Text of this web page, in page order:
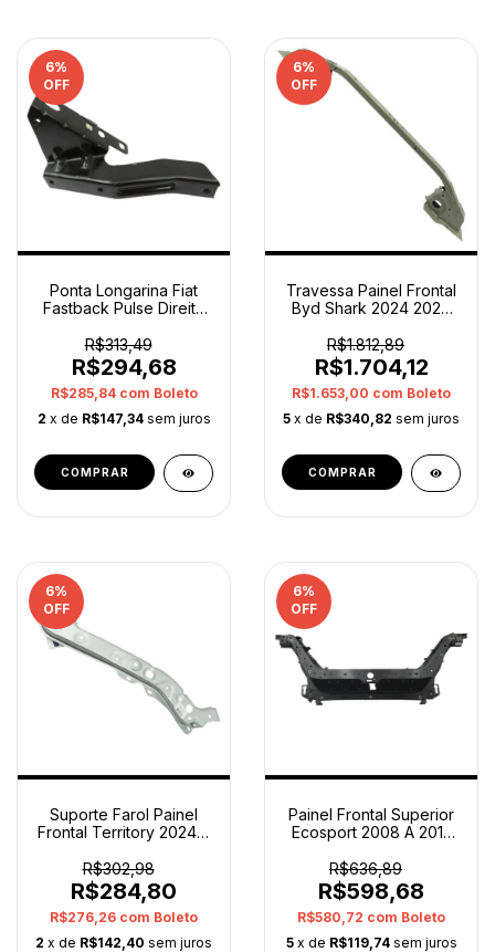
6%
OFF
Ponta Longarina Fiat
Fastback Pulse Direito
R$313,49
R$294,68
R$285,84 com Boleto
2 x de R$147,34 sem juros
6%
OFF
Travessa Painel Frontal
Byd Shark 2024 2026
R$1.812,89
R$1.704,12
R$1.653,00 com Boleto
5 x de R$340,82 sem juros
6%
OFF
Suporte Farol Painel
Frontal Territory 2024 A
R$302,98
R$284,80
R$276,26 com Boleto
2 x de R$142,40 sem juros
6%
OFF
Painel Frontal Superior
Ecosport 2008 A 2012
R$636,89
R$598,68
R$580,72 com Boleto
5 x de R$119,74 sem juros